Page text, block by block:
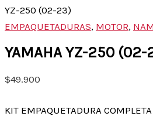
YZ-250 (02-23)
EMPAQUETADURAS, MOTOR,
YAMAHA YZ-250 (02-
$49.900
KIT EMPAQUETADURA